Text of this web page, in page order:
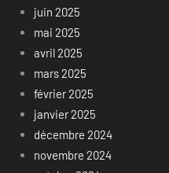
juin 2025
mai 2025
avril 2025
mars 2025
février 2025
janvier 2025
décembre 2024
novembre 2024